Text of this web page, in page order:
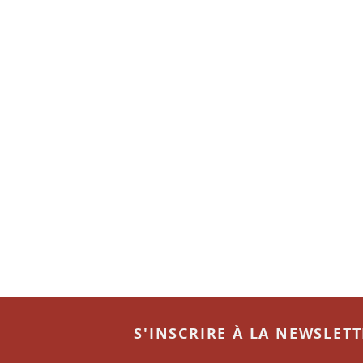
S'INSCRIRE À LA